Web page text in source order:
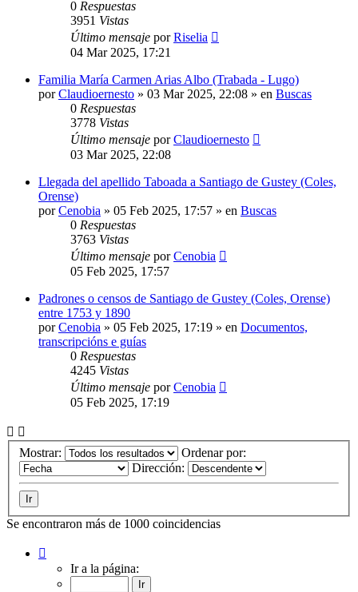
0 Respuestas
3951 Vistas
Último mensaje porRiselia
04 Mar 2025, 17:21
Familia María Carmen Arias Albo (Trabada - Lugo)
porClaudioernesto » 03 Mar 2025, 22:08 » en Buscas
0 Respuestas
3778 Vistas
Último mensaje porClaudioernesto
03 Mar 2025, 22:08
Llegada del apellido Taboada a Santiago de Gustey (Coles,
Orense)
porCenobia » 05 Feb 2025, 17:57 » en Buscas
0 Respuestas
3763 Vistas
Último mensaje porCenobia
05 Feb 2025, 17:57
Padrones o censos de Santiago de Gustey (Coles, Orense)
entre 1753 y 1890
porCenobia » 05 Feb 2025, 17:19 » en Documentos,
transcripcións e guías
0 Respuestas
4245 Vistas
Último mensaje porCenobia
05 Feb 2025, 17:19
Mostrar:
Ordenar por:
Dirección:
Se encontraron más de 1000 coincidencias
Ir a la página: